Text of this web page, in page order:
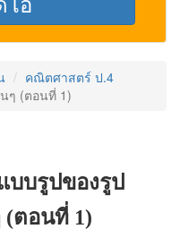
คณิตศาสตร์ ป.4
ๆ (ตอนที่ 1)
บบรูปของรูป
ตอนที่ 1)